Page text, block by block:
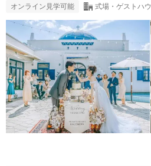
オンライン見学可能 式場・ゲストハ